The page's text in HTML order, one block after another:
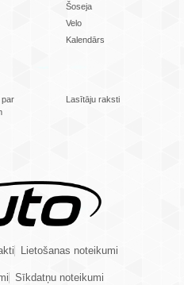
Šoseja
Velo
Kalendārs
par
Lasītāju raksti
Lietošanas noteikumi
Sīkdatņu noteikumi